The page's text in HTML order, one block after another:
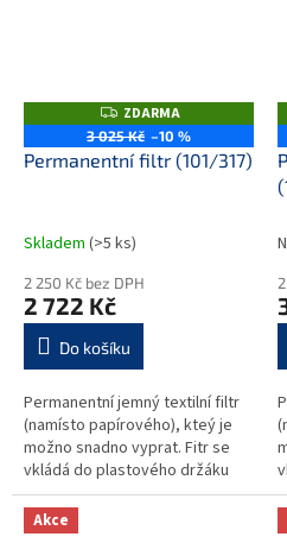
Z
D
A
R
ZDARMA
3 025 Kč –10 %
Permanentní filtr (101/317)
Skladem (>5 ks)
2 250 Kč bez DPH
2 722 Kč
Do košíku
Permanentní jemný textilní filtr
(namísto papírového), kteý je
možno snadno vyprat. Fitr se
vkládá do plastového držáku
filtrů (možno koupit jako set
včetně držáku filtrů)...
Akce